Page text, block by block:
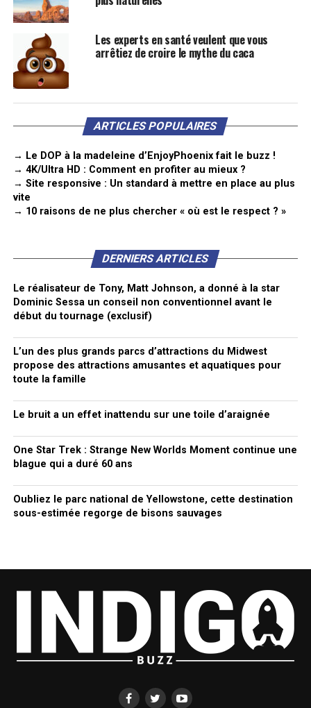
Les experts en santé veulent que vous
arrêtiez de croire le mythe du caca
ARTICLES POPULAIRES
→ Le DOP à la madeleine d’EnjoyPhoenix fait le buzz !
→ 4K/Ultra HD : Comment en profiter au mieux ?
→ Site responsive : Un standard à mettre en place au plus
vite
→ 10 raisons de ne plus chercher « où est le respect ? »
DERNIERS ARTICLES
Le réalisateur de Tony, Matt Johnson, a donné à la star
Dominic Sessa un conseil non conventionnel avant le
début du tournage (exclusif)
L’un des plus grands parcs d’attractions du Midwest
propose des attractions amusantes et aquatiques pour
toute la famille
Le bruit a un effet inattendu sur une toile d’araignée
One Star Trek : Strange New Worlds Moment continue une
blague qui a duré 60 ans
Oubliez le parc national de Yellowstone, cette destination
sous-estimée regorge de bisons sauvages